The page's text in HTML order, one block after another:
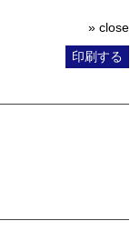
» close
印刷する